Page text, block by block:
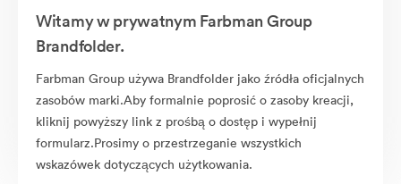
Witamy w prywatnym Farbman Group
Brandfolder.
Farbman Group używa Brandfolder jako źródła oficjalnych
zasobów marki.Aby formalnie poprosić o zasoby kreacji,
kliknij powyższy link z prośbą o dostęp i wypełnij
formularz.Prosimy o przestrzeganie wszystkich
wskazówek dotyczących użytkowania.